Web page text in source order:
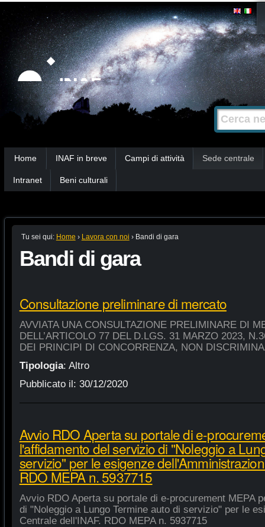
Strumenti
personali
Salta
contenuti.
|
Salta
alla
navigazione
Cerca nel
Ricerca
avanzata…
Home INAF in breve Campi di attività Sede centrale
Intranet Beni culturali
Tu sei qui: Home › Lavora con noi › Bandi di gara
Bandi di gara
Consultazione preliminare di mercato
AVVIATA UNA CONSULTAZIONE PRELIMINARE DI
DELL’ARTICOLO 77 DEL D.LGS. 31 MARZO 2023,
DEI PRINCIPI DI CONCORRENZA, NON
Tipologia: Altro
Pubblicato il: 30/12/2020
Avvio RDO Aperta su portale di e-
l'affidamento del servizio di "Noleggio a
servizio" per le esigenze
RDO MEPA n. 5937715
Avvio RDO Aperta su portale di e-procurement MEPA
di "Noleggio a Lungo Termine auto di servizio" per le
Centrale dell'INAF. RDO MEPA n. 5937715